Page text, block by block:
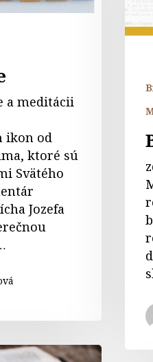
a meditácii
ikon od
ktoré sú
Svätého
Jozefa